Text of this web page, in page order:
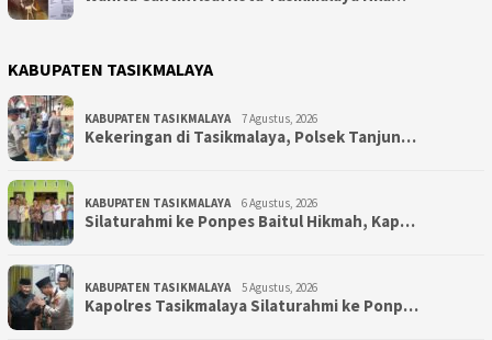
KABUPATEN TASIKMALAYA
KABUPATEN TASIKMALAYA 7 Agustus, 2026
Kekeringan di Tasikmalaya, Polsek Tanjun…
KABUPATEN TASIKMALAYA 6 Agustus, 2026
Silaturahmi ke Ponpes Baitul Hikmah, Kap…
KABUPATEN TASIKMALAYA 5 Agustus, 2026
Kapolres Tasikmalaya Silaturahmi ke Ponp…